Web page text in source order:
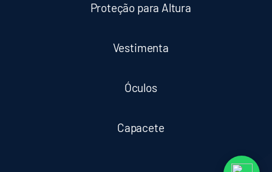
Proteção para Altura
Vestimenta
Óculos
Capacete